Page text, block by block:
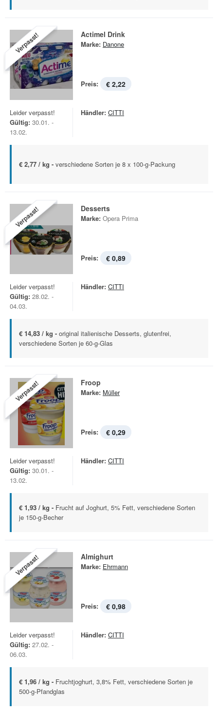
Verpasst! Actimel Drink
Marke: Danone
Preis: € 2,22
Leider verpasst!
Gültig: 30.01. -
13.02.
Händler: CITTI
€ 2,77 / kg - verschiedene Sorten je 8 x 100-g-Packung
Verpasst! Desserts
Marke: Opera Prima
Preis: € 0,89
Leider verpasst!
Gültig: 28.02. -
04.03.
Händler: CITTI
€ 14,83 / kg - original italienische Desserts, glutenfrei,
verschiedene Sorten je 60-g-Glas
Verpasst! Froop
Marke: Müller
Preis: € 0,29
Leider verpasst!
Gültig: 30.01. -
13.02.
Händler: CITTI
€ 1,93 / kg - Frucht auf Joghurt, 5% Fett, verschiedene Sorten
je 150-g-Becher
Verpasst! Almighurt
Marke: Ehrmann
Preis: € 0,98
Leider verpasst!
Gültig: 27.02. -
06.03.
Händler: CITTI
€ 1,96 / kg - Fruchtjoghurt, 3,8% Fett, verschiedene Sorten je
500-g-Pfandglas